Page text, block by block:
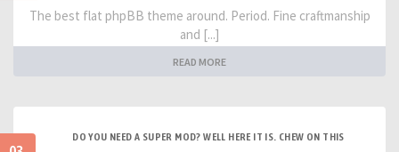
The best flat phpBB theme around. Period. Fine craftmanship
and [...]
READ MORE
DO YOU NEED A SUPER MOD? WELL HERE IT IS. CHEW ON THIS